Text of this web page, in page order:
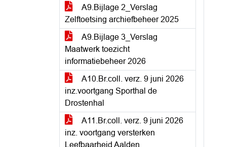
A9.Bijlage 2_Verslag
Zelftoetsing archiefbeheer 2025
A9.Bijlage 3_Verslag
Maatwerk toezicht
informatiebeheer 2026
A10.Br.coll. verz. 9 juni 2026
inz.voortgang Sporthal de
Drostenhal
A11.Br.coll. verz. 9 juni 2026
inz. voortgang versterken
Leefbaarheid Aalden